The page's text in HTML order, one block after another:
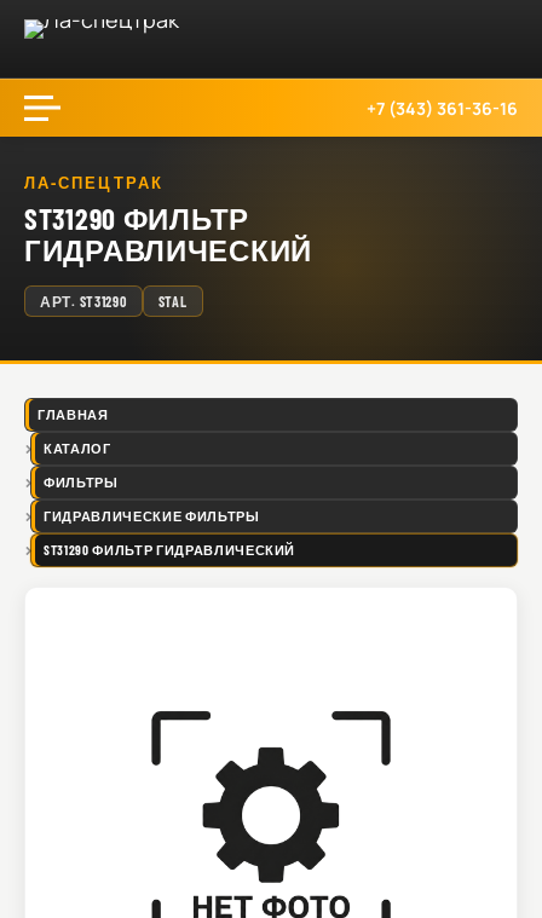
+7 (343) 361-36-16
ЛА-СПЕЦТРАК
ST31290 ФИЛЬТР
ГИДРАВЛИЧЕСКИЙ
АРТ. ST31290 STAL
ГЛАВНАЯ
КАТАЛОГ
ФИЛЬТРЫ
ГИДРАВЛИЧЕСКИЕ ФИЛЬТРЫ
ST31290 ФИЛЬТР ГИДРАВЛИЧЕСКИЙ